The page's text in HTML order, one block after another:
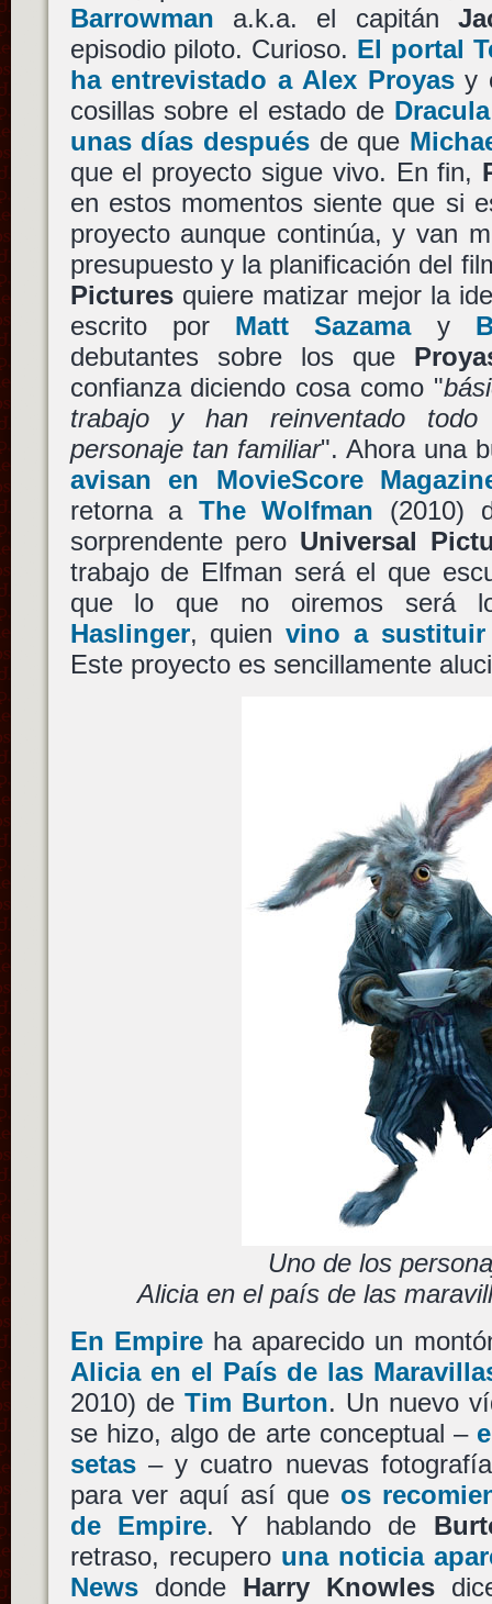
Barrowman a.k.a. el capitán
episodio piloto. Curioso. El portal
ha entrevistado a Alex Proyasy
cosillas sobre el estado de
unas días despuésde que
que el proyecto sigue vivo. En fin,
en estos momentos siente que si
proyecto aunque continúa, y van
presupuesto y la planificación del
Picturesquiere matizar mejor la
escrito por Matt Sazamay
debutantes sobre los que
confianza diciendo cosa como "
trabajo y han reinventado
personaje tan familiar". Ahora una
avisan en MovieScore
retorna a The Wolfman (2010)
sorprendente pero Universal
trabajo de Elfman será el que
que lo que no oiremos será
Haslinger, quienvino a
Este proyecto es sencillamente
Uno de los
Alicia en el país de las
En Empireha aparecido un
Alicia en el País de las
2010) de Tim Burton. Un nuevo
se hizo, algo de arte conceptual –
setas– y cuatro nuevas
para ver aquí así que os
de Empire. Y hablando de
retraso, recupero una noticia
Newsdonde Harry Knowles